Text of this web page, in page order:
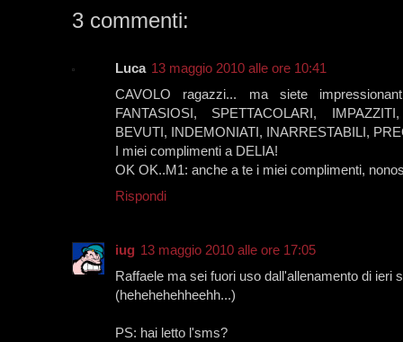
3 commenti:
Luca 13 maggio 2010 alle ore 10:41
CAVOLO ragazzi... ma siete
FANTASIOSI, SPETTACOLARI,
BEVUTI, INDEMONIATI, INARRESTABILI,
I miei complimenti a DELIA!
OK OK..M1: anche a te i miei complimenti,
Rispondi
iug 13 maggio 2010 alle ore 17:05
Raffaele ma sei fuori uso dall'allenamento di ieri
(hehehehehheehh...)
PS: hai letto l'sms?